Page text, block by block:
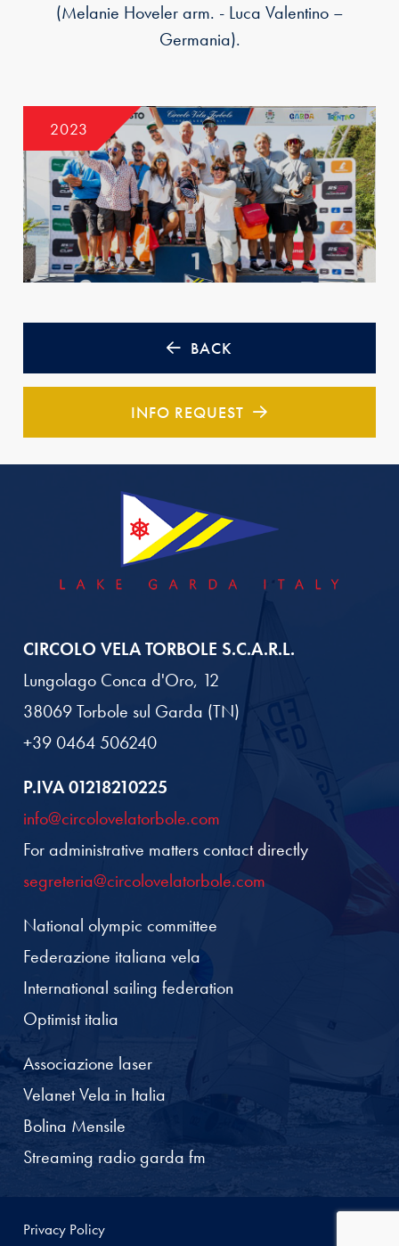
2023
(Melanie Hoveler arm. - Luca Valentino –
Germania).
BACK
INFO REQUEST
CIRCOLO VELA TORBOLE S.C.A.R.L.
Lungolago Conca d'Oro, 12
38069 Torbole sul Garda (TN)
+39 0464 506240
P.IVA 01218210225
info@circolovelatorbole.com
For administrative matters contact directly
segreteria@circolovelatorbole.com
National olympic committee
Federazione italiana vela
International sailing federation
Optimist italia
Associazione laser
Velanet Vela in Italia
Bolina Mensile
Streaming radio garda fm
Privacy Policy